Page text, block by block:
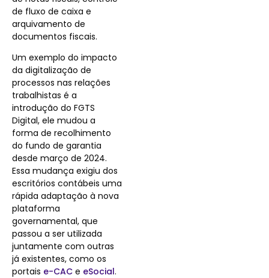
de fluxo de caixa e
arquivamento de
documentos fiscais.
Um exemplo do impacto
da digitalização de
processos nas relações
trabalhistas é a
introdução do FGTS
Digital, ele mudou a
forma de recolhimento
do fundo de garantia
desde março de 2024.
Essa mudança exigiu dos
escritórios contábeis uma
rápida adaptação à nova
plataforma
governamental, que
passou a ser utilizada
juntamente com outras
já existentes, como os
portais e-CAC e eSocial.